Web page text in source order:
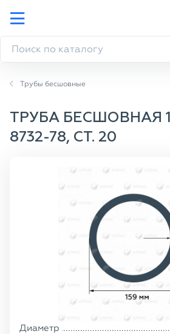
Трубы бесшовные
ТРУБА БЕСШОВНАЯ
8732-78, СТ. 20
Диаметр